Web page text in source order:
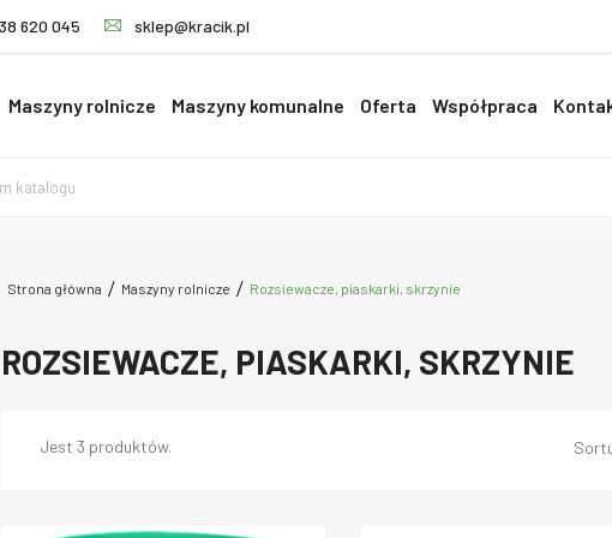
620 045 sklep@kracik.pl
Maszyny rolnicze Maszyny komunalne Oferta Współpraca
Strona główna Maszyny rolnicze Rozsiewacze, piaskarki, skrzynie
ROZSIEWACZE, PIASKARKI, SKRZYNIE
Jest 3 produktów.